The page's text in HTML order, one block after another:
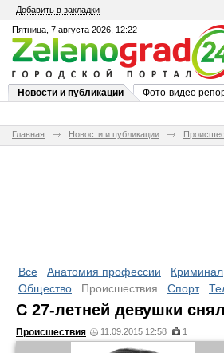
Добавить в закладки
Пятница, 7 августа 2026, 12:22
Новости и публикации Фото-видео
Главная Новости и публикации
Все Анатомия профессии Криминал
Общество
Происшествия Спорт
С 27-летней девушки
Происшествия 11.09.2015 12:58 1